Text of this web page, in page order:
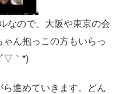
なので、大阪や東京の会
ん抱っこの方もいらっ
｀*)
進めていきます。どん